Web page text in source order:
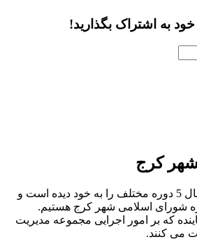
خود به اشتراک بگذارید!
کرج
شورای شهر کرج، تا به حال 5 دوره مختلف را به خود دیده است و
شورای اسلامی شهر کرج هستیم.
متشکل از 13 نماینده که بر امور اجرایی مجموعه مدیریت
می کنند.